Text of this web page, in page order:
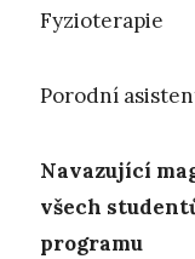
Fyzioterapie
Porodní
Navazující
všech
programu